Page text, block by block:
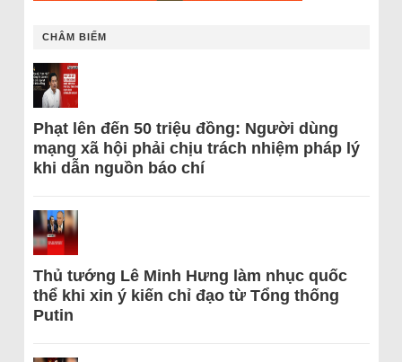
CHÂM BIẾM
Phạt lên đến 50 triệu đồng: Người dùng
mạng xã hội phải chịu trách nhiệm pháp lý
khi dẫn nguồn báo chí
Thủ tướng Lê Minh Hưng làm nhục quốc
thể khi xin ý kiến chỉ đạo từ Tổng thống
Putin